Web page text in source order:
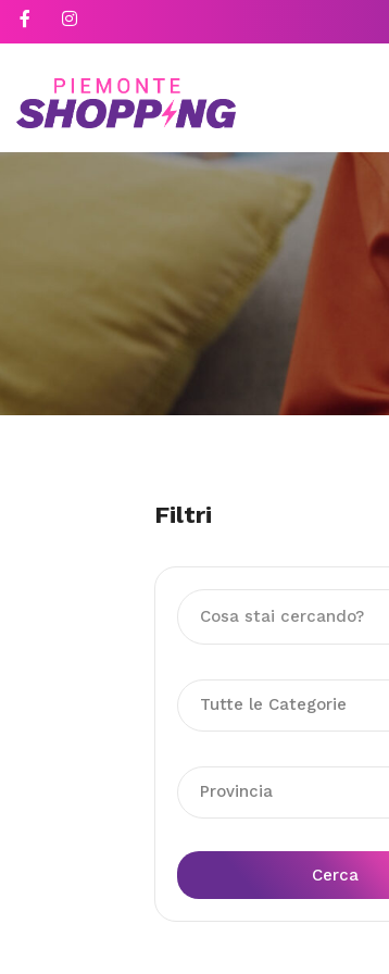
Filtri
Tutte le Categorie
Provincia
Cerca